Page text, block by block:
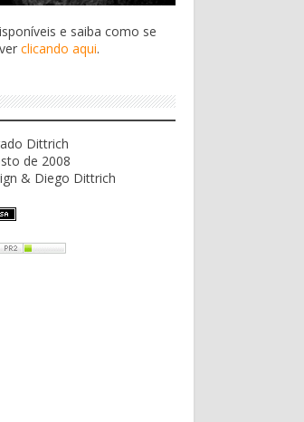
e saiba como se
clicando aqui.
Dittrich
de 2008
& Diego Dittrich